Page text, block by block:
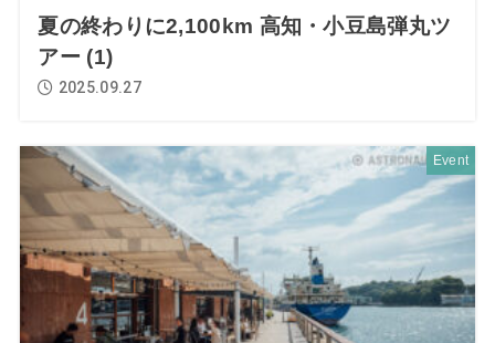
夏の終わりに2,100km 高知・小豆島弾丸ツ
アー (1)
2025.09.27
Event